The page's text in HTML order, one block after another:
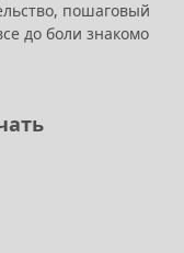
пошаговый
до боли знакомо